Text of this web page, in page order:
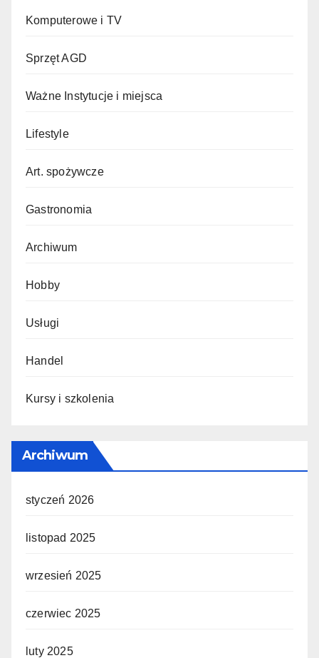
Komputerowe i TV
Sprzęt AGD
Ważne Instytucje i miejsca
Lifestyle
Art. spożywcze
Gastronomia
Archiwum
Hobby
Usługi
Handel
Kursy i szkolenia
Archiwum
styczeń 2026
listopad 2025
wrzesień 2025
czerwiec 2025
luty 2025